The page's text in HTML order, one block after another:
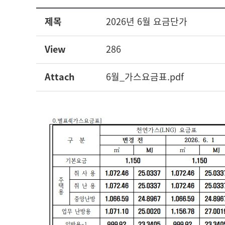
제목 2026년 6월 요금단가
View 286
Attach 6월_가스요금표.pdf